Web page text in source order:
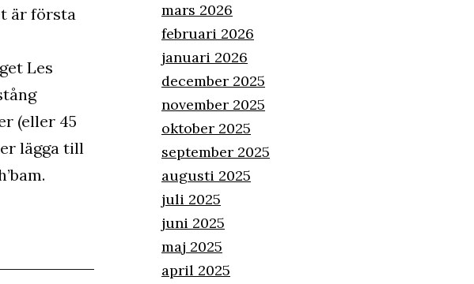
är första
Les
(eller 45
lägga till
mars 2026
februari 2026
januari 2026
december 2025
november 2025
oktober 2025
september 2025
augusti 2025
juli 2025
juni 2025
maj 2025
april 2025